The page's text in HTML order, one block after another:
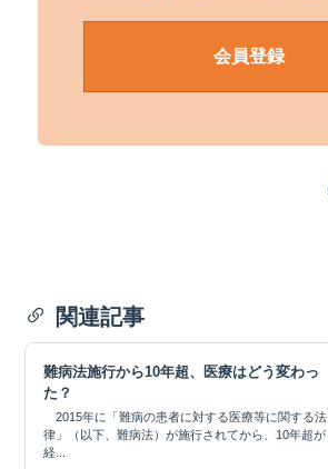
会員登録
関連記事
難病法施行から10年超、医療はどう変わっ
た？
2015年に「難病の患者に対する医療等に関する法
律」（以下、難病法）が施行されてから、10年超が
経...